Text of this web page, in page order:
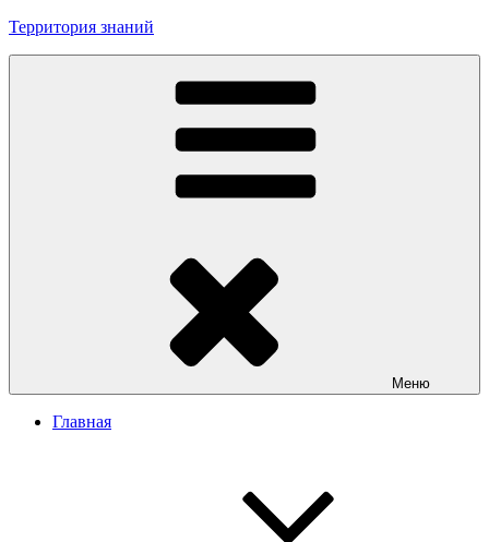
Перейти
Территория знаний
Меню
Главная